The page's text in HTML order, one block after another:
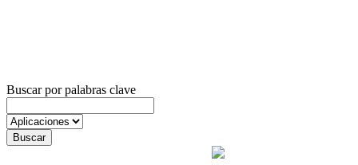
Buscar por palabras clave